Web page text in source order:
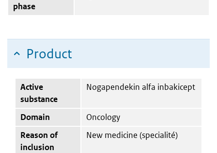
phase
Product
Active
substance
Nogapendekin alfa inbakicept
Domain
Oncology
Reason of
inclusion
New medicine (specialité)